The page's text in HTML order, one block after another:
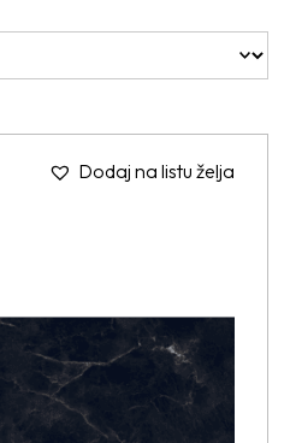
Dodaj na listu želja